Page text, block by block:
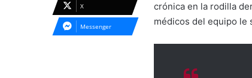
crónica en la rodilla
médicos del equipo le
X
Messenger